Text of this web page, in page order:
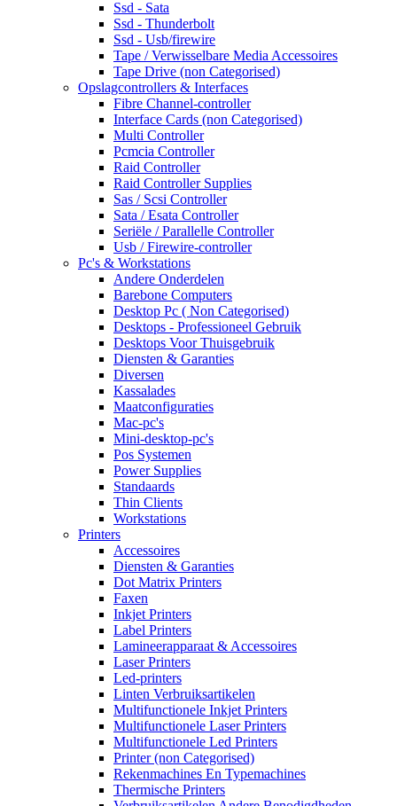
Ssd - Sata
Ssd - Thunderbolt
Ssd - Usb/firewire
Tape / Verwisselbare Media Accessoires
Tape Drive (non Categorised)
Opslagcontrollers & Interfaces
Fibre Channel-controller
Interface Cards (non Categorised)
Multi Controller
Pcmcia Controller
Raid Controller
Raid Controller Supplies
Sas / Scsi Controller
Sata / Esata Controller
Seriële / Parallelle Controller
Usb / Firewire-controller
Pc's & Workstations
Andere Onderdelen
Barebone Computers
Desktop Pc ( Non Categorised)
Desktops - Professioneel Gebruik
Desktops Voor Thuisgebruik
Diensten & Garanties
Diversen
Kassalades
Maatconfiguraties
Mac-pc's
Mini-desktop-pc's
Pos Systemen
Power Supplies
Standaards
Thin Clients
Workstations
Printers
Accessoires
Diensten & Garanties
Dot Matrix Printers
Faxen
Inkjet Printers
Label Printers
Lamineerapparaat & Accessoires
Laser Printers
Led-printers
Linten Verbruiksartikelen
Multifunctionele Inkjet Printers
Multifunctionele Laser Printers
Multifunctionele Led Printers
Printer (non Categorised)
Rekenmachines En Typemachines
Thermische Printers